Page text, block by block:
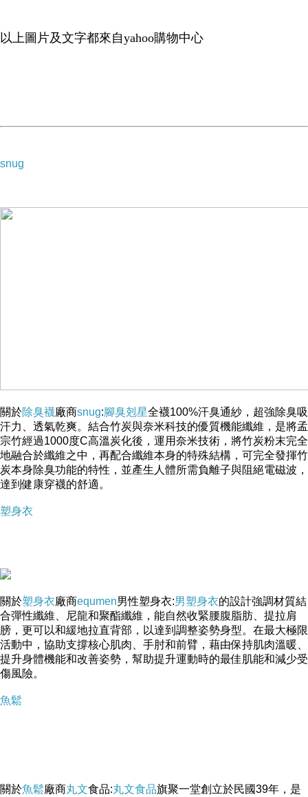
以上圖片及文字都來自yahoo購物中心
snug
關於除臭襪廠商snug:腳臭剋星全襪100%汗臭通紗，超強除臭吸
汗力、透氣乾爽。結合竹炭與奈米科技的優質機能纖維，是將孟
宗竹經過1000度C高溫炭化後，運用奈米技術，將竹炭粉末完全
地融合於纖維之中，再配合纖維本身的特殊結構，可完全發揮竹
炭本身除臭功能的特性，並產生人體所需負離子與阻絕電磁波，
達到健康穿襪的舒適。
塑身衣
關於塑身衣廠商equmen男性塑身衣:男塑身衣的設計強調材質結
合彈性纖維、尼龍和聚酯纖維，能自然收緊腰腹脂肪、提拉肩
膀，更可以和緩地拉直背部，以達到調整姿勢身型。在最大極限
活動中，協助支撐核心肌肉、手肘和前臂，藉由保持肌肉溫暖、
提升身體機能和改善姿勢，幫助提升運動時的最佳肌能和減少受
傷風險。
魚鬆
關於魚鬆廠商丸文食品:丸文食品旗聚一堂創立於民國39年，是